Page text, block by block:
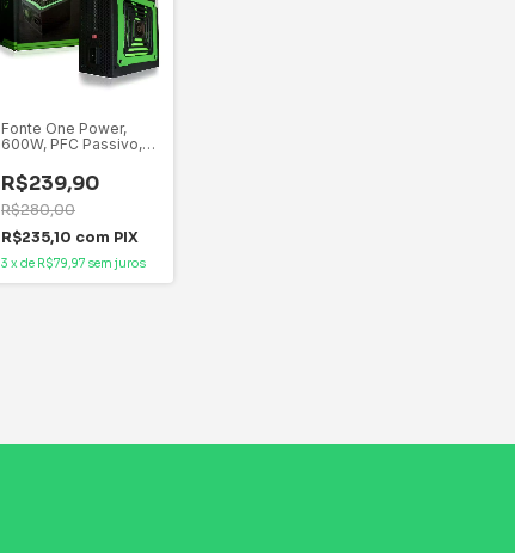
Fonte One Power,
600W, PFC Passivo,
Preto e Verde -
MP600W3-I
R$239,90
R$280,00
R$235,10 com PIX
3 x de R$79,97 sem juros